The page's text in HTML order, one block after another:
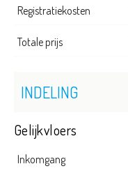
Registratiekosten
Totale prijs
INDELING
Gelijkvloers
Inkomgang